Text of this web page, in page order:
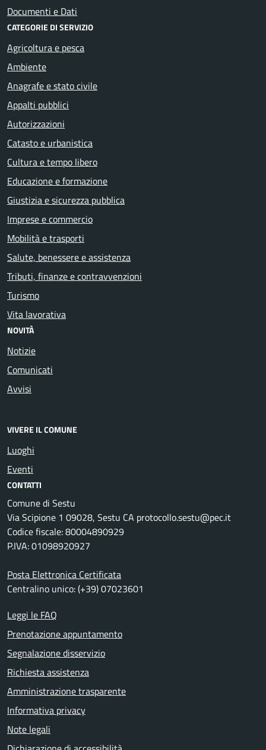
Documenti e Dati
CATEGORIE DI SERVIZIO
Agricoltura e pesca
Ambiente
Anagrafe e stato civile
Appalti pubblici
Autorizzazioni
Catasto e urbanistica
Cultura e tempo libero
Educazione e formazione
Giustizia e sicurezza pubblica
Imprese e commercio
Mobilità e trasporti
Salute, benessere e assistenza
Tributi, finanze e contravvenzioni
Turismo
Vita lavorativa
NOVITÀ
Notizie
Comunicati
Avvisi
VIVERE IL COMUNE
Luoghi
Eventi
CONTATTI
Comune di Sestu
Via Scipione 1 09028, Sestu CA protocollo.sestu@pec.it
Codice fiscale: 80004890929
P.IVA: 01098920927
Posta Elettronica Certificata
Centralino unico: (+39) 07023601
Leggi le FAQ
Prenotazione appuntamento
Segnalazione disservizio
Richiesta assistenza
Amministrazione trasparente
Informativa privacy
Note legali